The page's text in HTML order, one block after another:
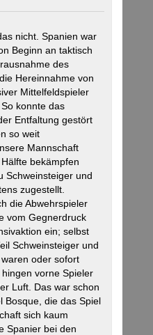
nicht. Spanien war
Beginn an taktisch
des
Hereinnahme von
Mittelfeldspieler
konnte das
Entfaltung gestört
so weit
Mannschaft
bekämpfen
Schweinsteiger und
zugestellt.
die Abwehrspieler
vom Gegnerdruck
ein; selbst
Schweinsteiger und
oder sofort
vorne Spieler
Luft. Das war schon
Bosque, die das Spiel
sich kaum
Spanier bei den